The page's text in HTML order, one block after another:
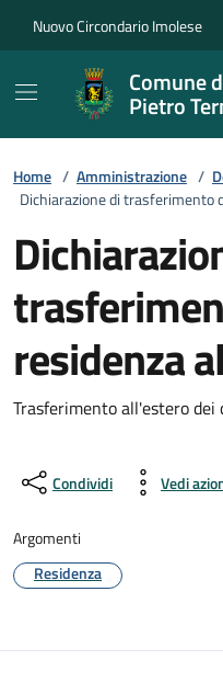
Nuovo Circondario Imolese
Comune
Pietro
Home / Amministrazione /
Dichiarazione di trasferimento
residenza
Trasferimento all'estero
Condividi Vedi
Argomenti
Residenza